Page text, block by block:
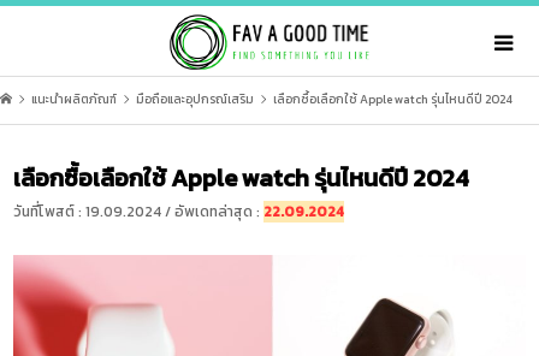
แนะนำผลิตภัณฑ์ มือถือและอุปกรณ์เสริม เลือกซื้อเลือกใช้ Apple watch รุ่นไหนดีปี 2024
เลือกซื้อเลือกใช้ Apple watch รุ่นไหนดีปี 2024
วันที่โพสต์ : 19.09.2024 / อัพเดทล่าสุด : 22.09.2024